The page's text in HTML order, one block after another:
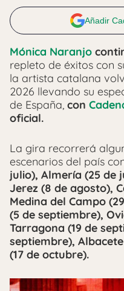
Añadir
Mónica Naranjo
repleto de éxitos con
la artista catalana
2026 llevando su
de España, con
oficial.
La gira recorrerá
escenarios del país
julio), Almería (25 de
Jerez (8 de agosto),
Medina del Campo
(5 de septiembre),
Tarragona (19 de
septiembre),
(17 de octubre).